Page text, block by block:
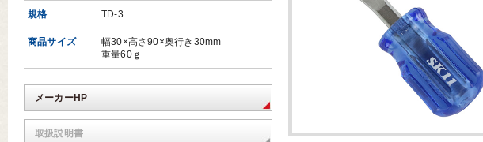
規格 TD-3
商品サイズ
幅30×高さ90×奥行き30mm
重量60ｇ
メーカーHP
取扱説明書